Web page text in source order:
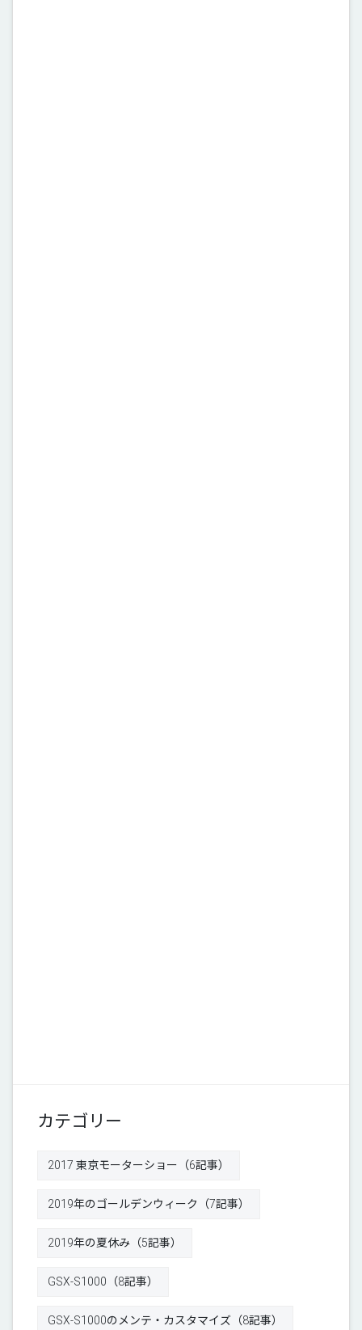
カテゴリー
2017 東京モーターショー（6記事）
2019年のゴールデンウィーク（7記事）
2019年の夏休み（5記事）
GSX-S1000（8記事）
GSX-S1000のメンテ・カスタマイズ（8記事）